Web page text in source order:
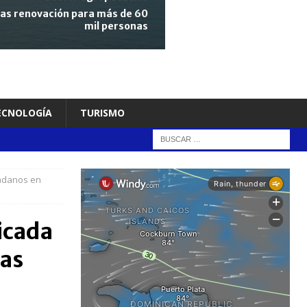
renovación para más de 60
mil personas
TURISMO
en